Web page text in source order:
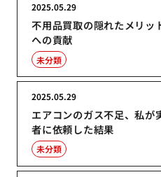
不用品買取の隠れたメリッ
への貢献
2025.05.29
未分類
エアコンのガス不足、私が
者に依頼した結果
2025.05.29
未分類